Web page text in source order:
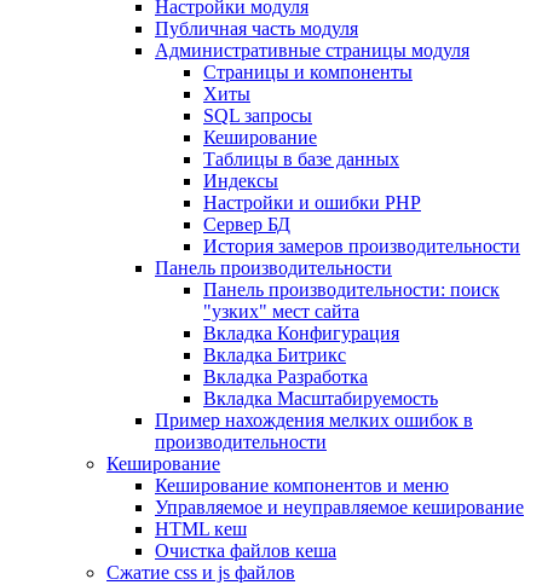
Настройки модуля
Публичная часть модуля
Административные страницы модуля
Страницы и компоненты
Хиты
SQL запросы
Кеширование
Таблицы в базе данных
Индексы
Настройки и ошибки PHP
Сервер БД
История замеров производительности
Панель производительности
Панель производительности: поиск
"узких" мест сайта
Вкладка Конфигурация
Вкладка Битрикс
Вкладка Разработка
Вкладка Масштабируемость
Пример нахождения мелких ошибок в
производительности
Кеширование
Кеширование компонентов и меню
Управляемое и неуправляемое кеширование
HTML кеш
Очистка файлов кеша
Сжатие css и js файлов